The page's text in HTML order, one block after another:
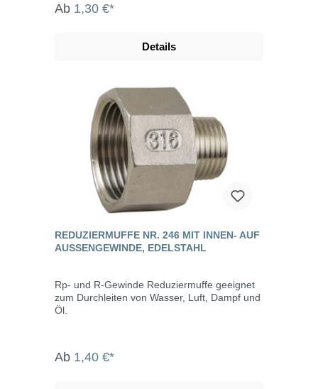
Ab 1,30 €*
Details
REDUZIERMUFFE NR. 246 MIT INNEN- AUF
AUSSENGEWINDE, EDELSTAHL
Rp- und R-Gewinde Reduziermuffe geeignet
zum Durchleiten von Wasser, Luft, Dampf und
Öl.
Ab 1,40 €*